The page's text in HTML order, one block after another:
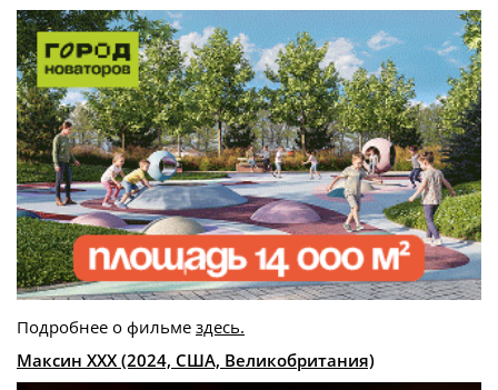
Подробнее о фильме здесь.
Максин XXX (2024, США, Великобритания)